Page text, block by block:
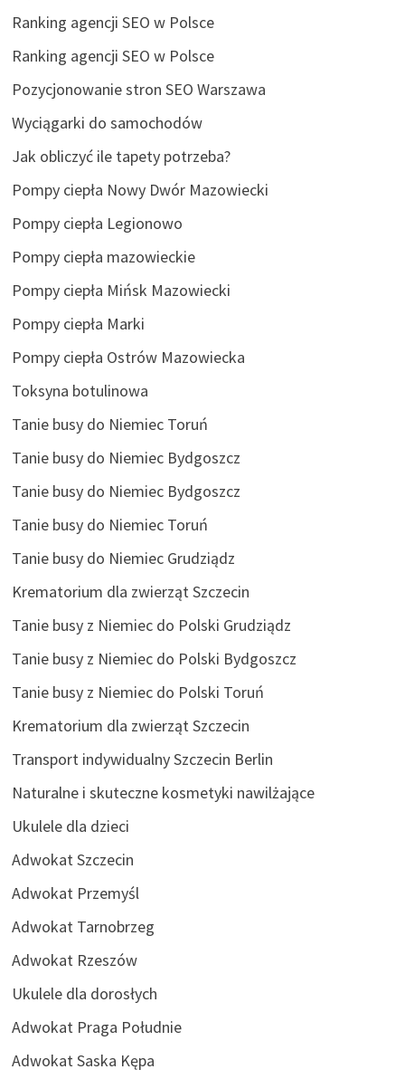
Ranking agencji SEO w Polsce
Ranking agencji SEO w Polsce
Pozycjonowanie stron SEO Warszawa
Wyciągarki do samochodów
Jak obliczyć ile tapety potrzeba?
Pompy ciepła Nowy Dwór Mazowiecki
Pompy ciepła Legionowo
Pompy ciepła mazowieckie
Pompy ciepła Mińsk Mazowiecki
Pompy ciepła Marki
Pompy ciepła Ostrów Mazowiecka
Toksyna botulinowa
Tanie busy do Niemiec Toruń
Tanie busy do Niemiec Bydgoszcz
Tanie busy do Niemiec Bydgoszcz
Tanie busy do Niemiec Toruń
Tanie busy do Niemiec Grudziądz
Krematorium dla zwierząt Szczecin
Tanie busy z Niemiec do Polski Grudziądz
Tanie busy z Niemiec do Polski Bydgoszcz
Tanie busy z Niemiec do Polski Toruń
Krematorium dla zwierząt Szczecin
Transport indywidualny Szczecin Berlin
Naturalne i skuteczne kosmetyki nawilżające
Ukulele dla dzieci
Adwokat Szczecin
Adwokat Przemyśl
Adwokat Tarnobrzeg
Adwokat Rzeszów
Ukulele dla dorosłych
Adwokat Praga Południe
Adwokat Saska Kępa